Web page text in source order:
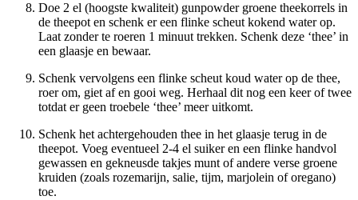
Doe 2 el (hoogste kwaliteit) gunpowder groene theekorrels in
de theepot en schenk er een flinke scheut kokend water op.
Laat zonder te roeren 1 minuut trekken. Schenk deze ‘thee’ in
een glaasje en bewaar.
Schenk vervolgens een flinke scheut koud water op de thee,
roer om, giet af en gooi weg. Herhaal dit nog een keer of twee
totdat er geen troebele ‘thee’ meer uitkomt.
Schenk het achtergehouden thee in het glaasje terug in de
theepot. Voeg eventueel 2-4 el suiker en een flinke handvol
gewassen en gekneusde takjes munt of andere verse groene
kruiden (zoals rozemarijn, salie, tijm, marjolein of oregano)
toe.